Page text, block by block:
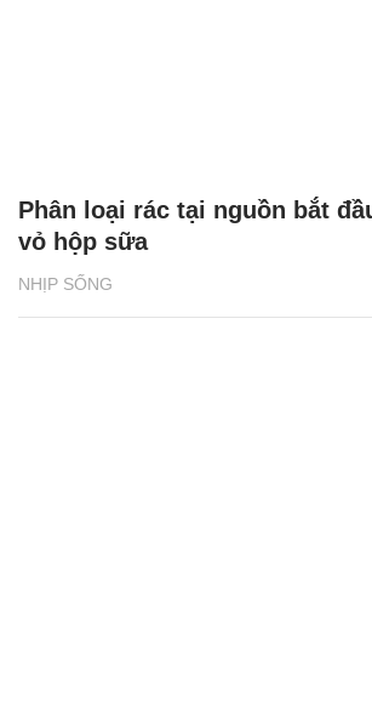
NHỊP SỐNG
Phân loại rác tại nguồn bắt
vỏ hộp sữa